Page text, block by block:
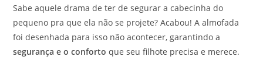
Sabe aquele drama de ter de segurar a cabecinha do
pequeno pra que ela não se projete? Acabou! A almofada
foi desenhada para isso não acontecer, garantindo a
segurança e o conforto que seu filhote precisa e merece.